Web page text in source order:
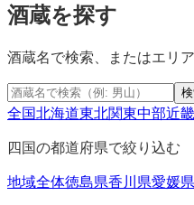
酒蔵を探す
酒蔵名で検索、またはエリ
全国北海道東北関東中部近畿
四国の都道府県で絞り込む
地域全体徳島県香川県愛媛県